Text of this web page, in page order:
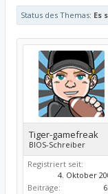
Status des Themas: Es
Tiger-gamefreak
BIOS-Schreiber
Registriert seit:
4. Oktober
Beiträge: